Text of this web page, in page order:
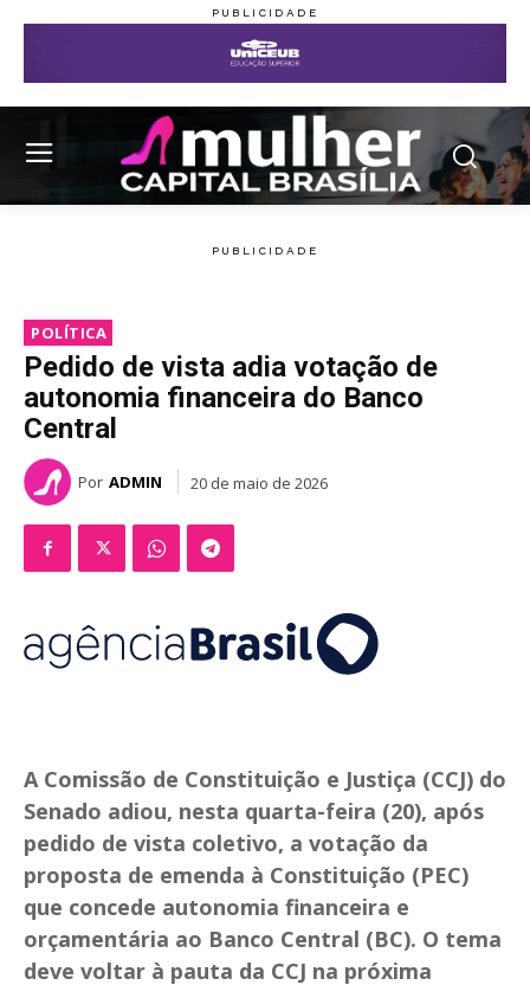
POLÍTICA
Pedido de vista adia votação de
autonomia financeira do Banco
Central
Por ADMIN 20 de maio de 2026
A Comissão de Constituição e Justiça (CCJ) do
Senado adiou, nesta quarta-feira (20), após
pedido de vista coletivo, a votação da
proposta de emenda à Constituição (PEC)
que concede autonomia financeira e
orçamentária ao Banco Central (BC). O tema
deve voltar à pauta da CCJ na próxima